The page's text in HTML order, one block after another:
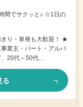
間でサクッと♪ ☆1日の
り・単発も大歓迎！ ★
業主・パート・アルバ
20代～50代…
る